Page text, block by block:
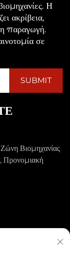
Η
ακρίβεια,
παραγωγή.
σε
Βιομηχανίας